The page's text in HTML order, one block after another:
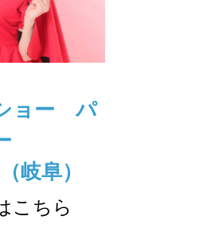
ョー パ
岐阜）
こちら